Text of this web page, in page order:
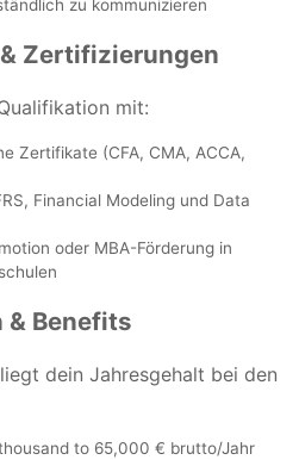
zu kommunizieren
Zertifizierungen
mit:
Zertifikate (CFA, CMA, ACCA,
Financial Modeling und Data
oder MBA-Förderung in
& Benefits
dein Jahresgehalt bei den
to 65,000 € brutto/Jahr